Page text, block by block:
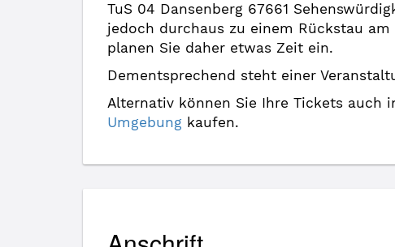
TuS 04 Dansenberg 67661
jedoch durchaus zu einem Rückstau
planen Sie daher etwas Zeit ein.
Dementsprechend steht einer
Alternativ können Sie Ihre Tickets auch
Umgebung kaufen.